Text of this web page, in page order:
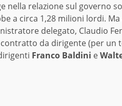
nella relazione sul governo
a circa 1,28 milioni lordi.
delegato, Claudio
da dirigente (per un
Franco Baldini e